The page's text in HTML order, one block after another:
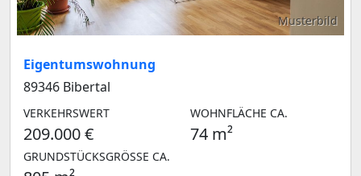
Musterbild
Eigentumswohnung
89346 Bibertal
VERKEHRSWERT
209.000 €
WOHNFLÄCHE CA.
74 m²
GRUNDSTÜCKSGRÖSSE CA.